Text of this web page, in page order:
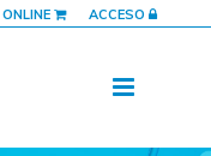
ACCESO